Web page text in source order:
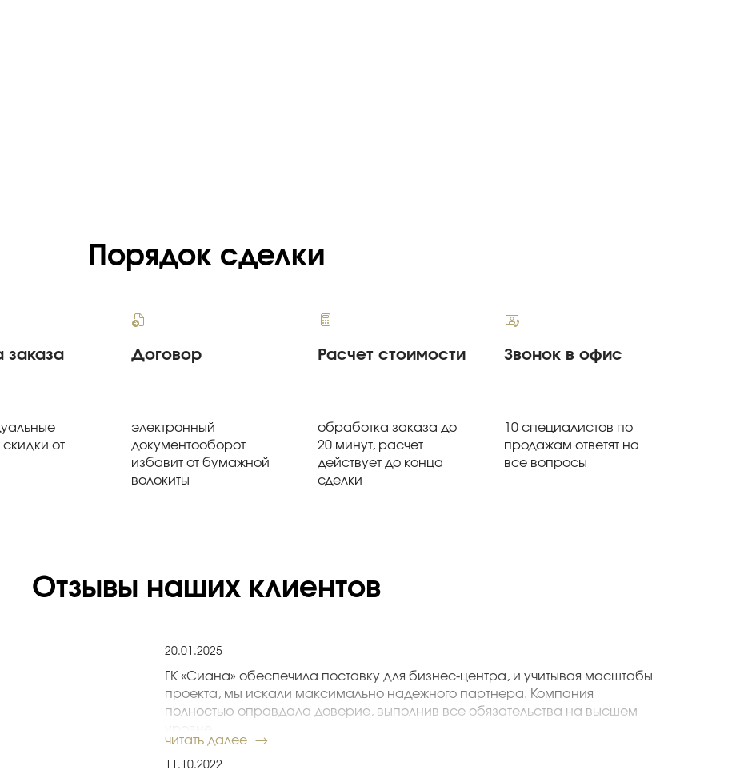
Порядок сделки
заказа
от
Договор
электронный
документооборот
избавит от бумажной
волокиты
Расчет стоимости
обработка заказа до
20 минут, расчет
действует до конца
сделки
Звонок в офис
10 специалистов по
продажам ответят на
все вопросы
Отзывы наших клиентов
20.01.2025
ГК «Сиана» обеспечила поставку для бизнес-центра, и учитывая масштабы
проекта, мы искали максимально надежного партнера. Компания
полностью оправдала доверие, выполнив все обязательства на высшем
читать далее
11.10.2022